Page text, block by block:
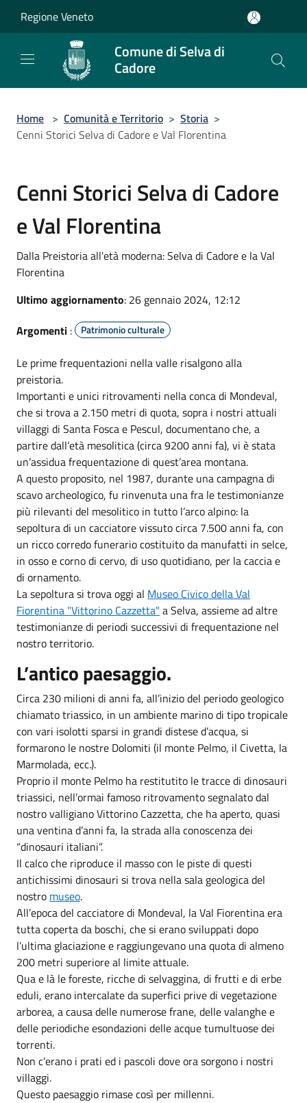
Regione Veneto
Comune di Selva di
Cadore
Home > Comunità e Territorio > Storia >
Cenni Storici Selva di Cadore e Val Florentina
Cenni Storici Selva di Cadore
e Val Florentina
Dalla Preistoria all'età moderna: Selva di Cadore e la Val
Florentina
Ultimo aggiornamento: 26 gennaio 2024, 12:12
Argomenti : Patrimonio culturale
Le prime frequentazioni nella valle risalgono alla
preistoria.
Importanti e unici ritrovamenti nella conca di Mondeval,
che si trova a 2.150 metri di quota, sopra i nostri attuali
villaggi di Santa Fosca e Pescul, documentano che, a
partire dall’età mesolitica (circa 9200 anni fa), vi è stata
un’assidua frequentazione di quest’area montana.
A questo proposito, nel 1987, durante una campagna di
scavo archeologico, fu rinvenuta una fra le testimonianze
più rilevanti del mesolitico in tutto l’arco alpino: la
sepoltura di un cacciatore vissuto circa 7.500 anni fa, con
un ricco corredo funerario costituito da manufatti in selce,
in osso e corno di cervo, di uso quotidiano, per la caccia e
di ornamento.
La sepoltura si trova oggi al Museo Civico della Val
Fiorentina "Vittorino Cazzetta" a Selva, assieme ad altre
testimonianze di periodi successivi di frequentazione nel
nostro territorio.
L’antico paesaggio.
Circa 230 milioni di anni fa, all’inizio del periodo geologico
chiamato triassico, in un ambiente marino di tipo tropicale
con vari isolotti sparsi in grandi distese d’acqua, si
formarono le nostre Dolomiti (il monte Pelmo, il Civetta, la
Marmolada, ecc.).
Proprio il monte Pelmo ha restitutito le tracce di dinosauri
triassici, nell’ormai famoso ritrovamento segnalato dal
nostro valligiano Vittorino Cazzetta, che ha aperto, quasi
una ventina d’anni fa, la strada alla conoscenza dei
“dinosauri italiani”.
Il calco che riproduce il masso con le piste di questi
antichissimi dinosauri si trova nella sala geologica del
nostro museo.
All’epoca del cacciatore di Mondeval, la Val Fiorentina era
tutta coperta da boschi, che si erano sviluppati dopo
l’ultima glaciazione e raggiungevano una quota di almeno
200 metri superiore al limite attuale.
Qua e là le foreste, ricche di selvaggina, di frutti e di erbe
eduli, erano intercalate da superfici prive di vegetazione
arborea, a causa delle numerose frane, delle valanghe e
delle periodiche esondazioni delle acque tumultuose dei
torrenti.
Non c’erano i prati ed i pascoli dove ora sorgono i nostri
villaggi.
Questo paesaggio rimase così per millenni.